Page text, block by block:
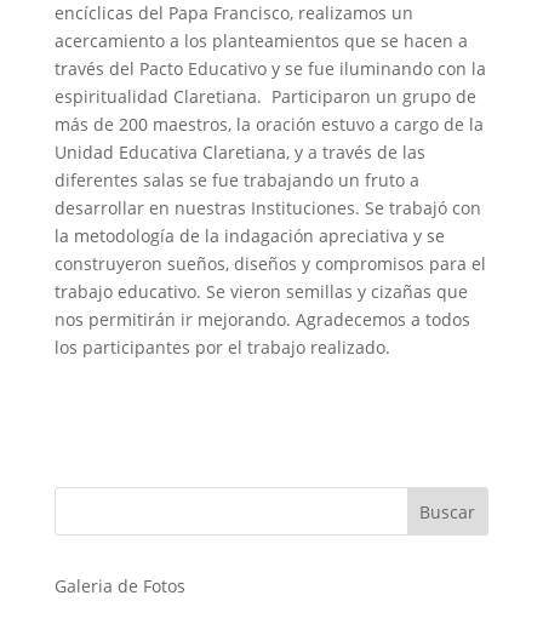
encíclicas del Papa Francisco, realizamos un
acercamiento a los planteamientos que se hacen a
través del Pacto Educativo y se fue iluminando con la
espiritualidad Claretiana. Participaron un grupo de
más de 200 maestros, la oración estuvo a cargo de la
Unidad Educativa Claretiana, y a través de las
diferentes salas se fue trabajando un fruto a
desarrollar en nuestras Instituciones. Se trabajó con
la metodología de la indagación apreciativa y se
construyeron sueños, diseños y compromisos para el
trabajo educativo. Se vieron semillas y cizañas que
nos permitirán ir mejorando. Agradecemos a todos
los participantes por el trabajo realizado.
Galeria de Fotos